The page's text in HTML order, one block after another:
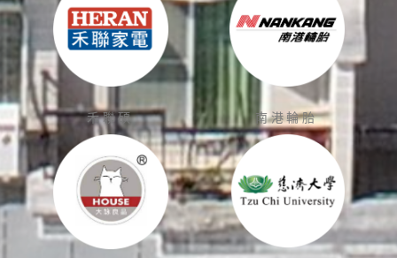
禾聯碩 南港輪胎